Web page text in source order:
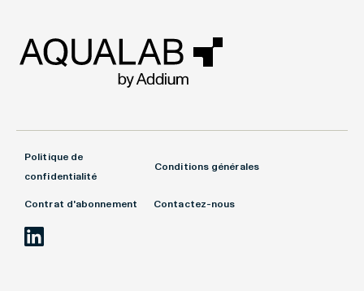
Politique de
confidentialité
Conditions générales
Contrat d'abonnement Contactez-nous